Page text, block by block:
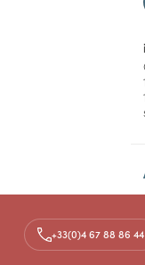
+33(0)4 67 88 86 44